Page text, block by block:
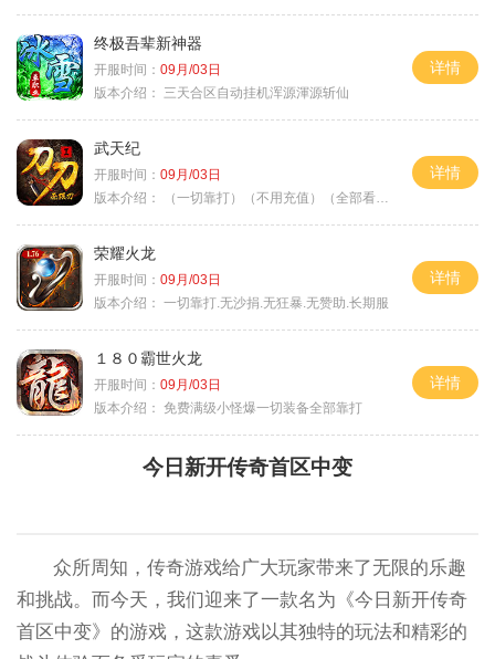
终极吾辈新神器
开服时间： 09月/03日
版本介绍：
三天合区自动挂机浑源渾源斩仙
详情
武天纪
开服时间： 09月/03日
版本介绍：
（一切靠打）（不用充值）（全部看脸）
详情
荣耀火龙
开服时间： 09月/03日
版本介绍： 一切靠打.无沙捐.无狂暴.无赞助.长期服
详情
１８０霸世火龙
开服时间： 09月/03日
版本介绍： 免费满级小怪爆一切装备全部靠打
详情
今日新开传奇首区中变
众所周知，传奇游戏给广大玩家带来了无限的乐趣
和挑战。而今天，我们迎来了一款名为《今日新开传奇
首区中变》的游戏，这款游戏以其独特的玩法和精彩的